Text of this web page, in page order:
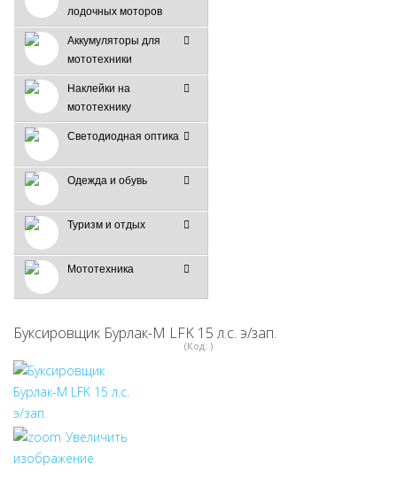
лодочных моторов
Аккумуляторы для
мототехники
Наклейки на
мототехнику
Светодиодная оптика
Одежда и обувь
Туризм и отдых
Мототехника
Буксировщик Бурлак-М LFK 15 л.с. э/зап.
(Код: )
Увеличить
изображение